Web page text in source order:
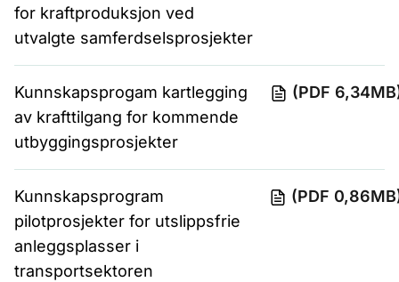
for kraftproduksjon ved
utvalgte samferdselsprosjekter
Kunnskapsprogam kartlegging
av krafttilgang for kommende
utbyggingsprosjekter
(PDF
Kunnskapsprogram
pilotprosjekter for utslippsfrie
anleggsplasser i
transportsektoren
(PDF